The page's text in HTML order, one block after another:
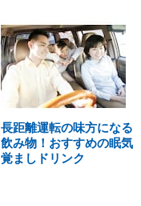
長距離運転の味方になる
飲み物！おすすめの眠気
覚ましドリンク